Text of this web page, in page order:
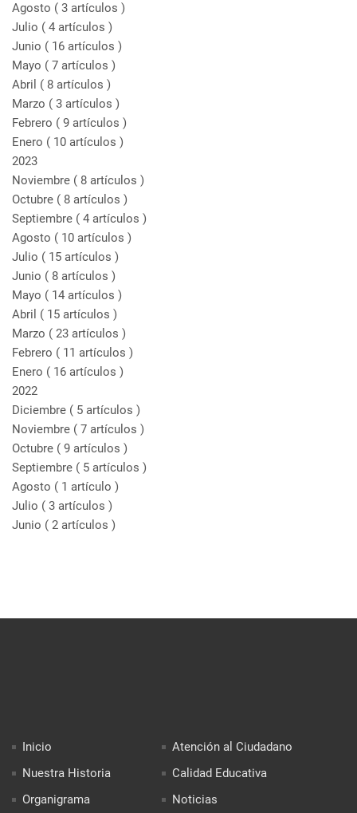
Agosto ( 3 artículos )
Julio ( 4 artículos )
Junio ( 16 artículos )
Mayo ( 7 artículos )
Abril ( 8 artículos )
Marzo ( 3 artículos )
Febrero ( 9 artículos )
Enero ( 10 artículos )
2023
Noviembre ( 8 artículos )
Octubre ( 8 artículos )
Septiembre ( 4 artículos )
Agosto ( 10 artículos )
Julio ( 15 artículos )
Junio ( 8 artículos )
Mayo ( 14 artículos )
Abril ( 15 artículos )
Marzo ( 23 artículos )
Febrero ( 11 artículos )
Enero ( 16 artículos )
2022
Diciembre ( 5 artículos )
Noviembre ( 7 artículos )
Octubre ( 9 artículos )
Septiembre ( 5 artículos )
Agosto ( 1 artículo )
Julio ( 3 artículos )
Junio ( 2 artículos )
Inicio
Nuestra Historia
Organigrama
Atención al Ciudadano
Calidad Educativa
Noticias